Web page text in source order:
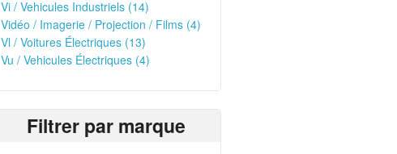
Vi / Vehicules Industriels (14)
Vidéo / Imagerie / Projection / Films (4)
Vl / Voitures Électriques (13)
Vu / Vehicules Électriques (4)
Filtrer par marque